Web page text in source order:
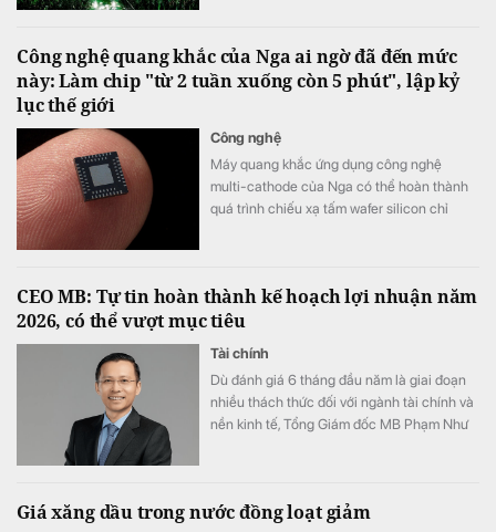
Công nghệ quang khắc của Nga ai ngờ đã đến mức
này: Làm chip "từ 2 tuần xuống còn 5 phút", lập kỷ
lục thế giới
Công nghệ
Máy quang khắc ứng dụng công nghệ
multi-cathode của Nga có thể hoàn thành
quá trình chiếu xạ tấm wafer silicon chỉ
CEO MB: Tự tin hoàn thành kế hoạch lợi nhuận năm
2026, có thể vượt mục tiêu
Tài chính
Dù đánh giá 6 tháng đầu năm là giai đoạn
nhiều thách thức đối với ngành tài chính và
nền kinh tế, Tổng Giám đốc MB Phạm Như
ra.
Giá xăng dầu trong nước đồng loạt giảm